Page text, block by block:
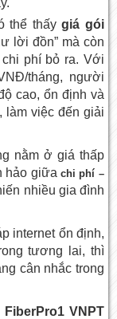
thể thấygiá gói
lời đồn” mà còn
phí bỏ ra. Với
tháng, người
cao, ổn định và
làm việc đến giải
nằm ở giá thấp
hảo giữachi phí –
nhiều gia đình
internet ổn định,
tương lai, thì
cân nhắc trong
VNPT